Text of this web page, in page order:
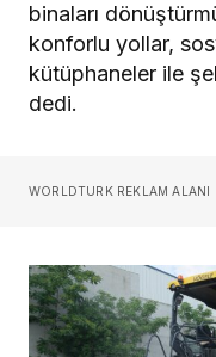
binaları
konforlu yollar,
kütüphaneler ile
dedi.
WORLDTURK REKLAM ALANI